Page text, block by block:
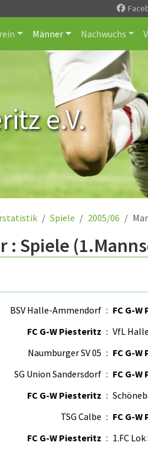
Männer Nachwuchs
e.V.
Spiele 2005/06
: Spiele
BSV Halle-Ammendorf : FC G-
FC G-W Piesteritz : VfL
Naumburger SV 05 : FC G-
SG Union Sandersdorf : FC G-
FC G-W Piesteritz :
TSG Calbe : FC G-
FC G-W Piesteritz : 1.FC